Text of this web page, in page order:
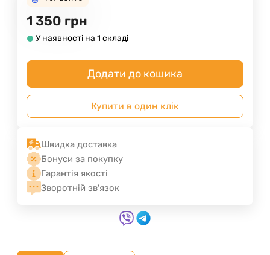
1 350 грн
У наявності на 1 складі
Додати до кошика
Купити в один клік
Швидка доставка
Бонуси за покупку
Гарантія якості
Зворотній зв'язок